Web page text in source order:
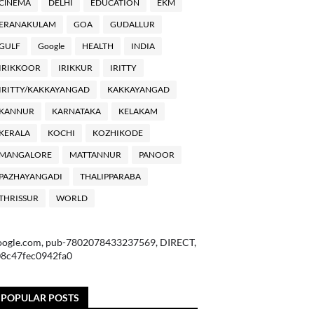
DELHI EDUCATION EKM
GOA GUDALLUR
Google HEALTH INDIA
IRIKKUR IRITTY
KAKKAYANGAD KAKKAYANGAD
KARNATAKA KELAKAM
KOCHI KOZHIKODE
MATTANNUR PANOOR
THALIPPARABA
WORLD
pub-7802078433237569, DIRECT,
POPULAR POSTS